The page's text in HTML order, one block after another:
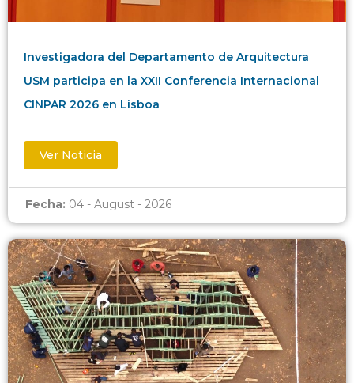
Investigadora del Departamento de Arquitectura
USM participa en la XXII Conferencia Internacional
CINPAR 2026 en Lisboa
Ver Noticia
Fecha: 04 - August - 2026